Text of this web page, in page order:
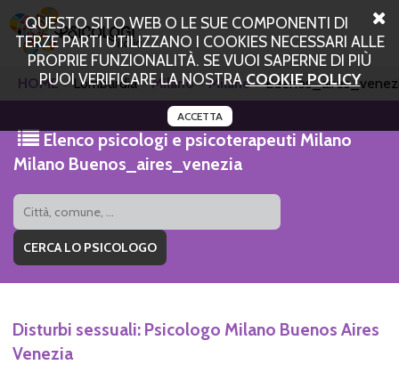
QUESTO SITO WEB O LE SUE COMPONENTI DI
TERZE PARTI UTILIZZANO I COOKIES NECESSARI ALLE
PROPRIE FUNZIONALITÀ. SE VUOI SAPERNE DI PIÙ
PUOI VERIFICARE LA NOSTRACOOKIE POLICY
ACCETTA
HOME Lombardia Milano Milano
Elenco psicologi e psicoterapeuti Milano
Milano Buenos_aires_venezia
Disturbi sessuali: Psicologo Milano Buenos Aires
Venezia